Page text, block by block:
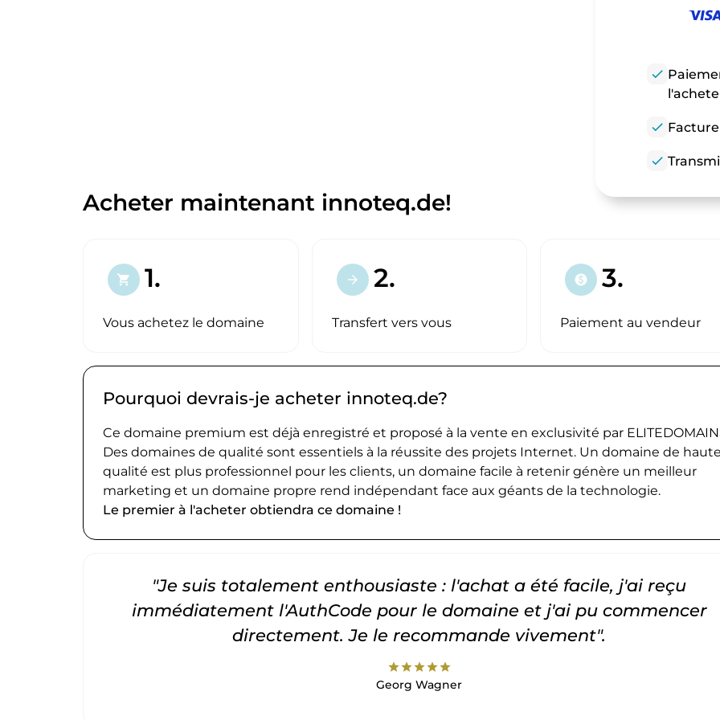
check
check
check
Acheter maintenant innoteq.de!
shopping_cart 1.
Vous achetez le domaine
arrow_forward 2.
Transfert vers vous
paid 3.
Paiement au vendeur
Pourquoi devrais-je acheter innoteq.de?
Ce domaine premium est déjà enregistré et proposé à la vente en exclusivité par
Des domaines de qualité sont essentiels à la réussite des projets Internet. Un domaine de haute
qualité est plus professionnel pour les clients, un domaine facile à retenir génère un meilleur
marketing et un domaine propre rend indépendant face aux géants de la technologie.
Le premier à l'acheter obtiendra ce domaine !
"Je suis totalement enthousiaste : l'achat a été facile, j'ai reçu
immédiatement l'AuthCode pour le domaine et j'ai pu commencer
directement. Je le recommande vivement".
starstarstarstarstar
Georg Wagner